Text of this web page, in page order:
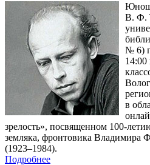
В. Ф.
№ 6)
в
зрелость», посвященном 100-
земляка, фронтовика Владимира
(1923–1984).
Подробнее